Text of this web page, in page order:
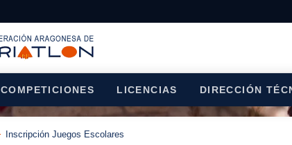
COMPETICIONES LICENCIAS DIRECCIÓN
Inscripción Juegos Escolares